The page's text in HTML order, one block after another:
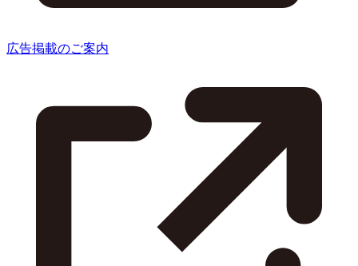
広告掲載のご案内